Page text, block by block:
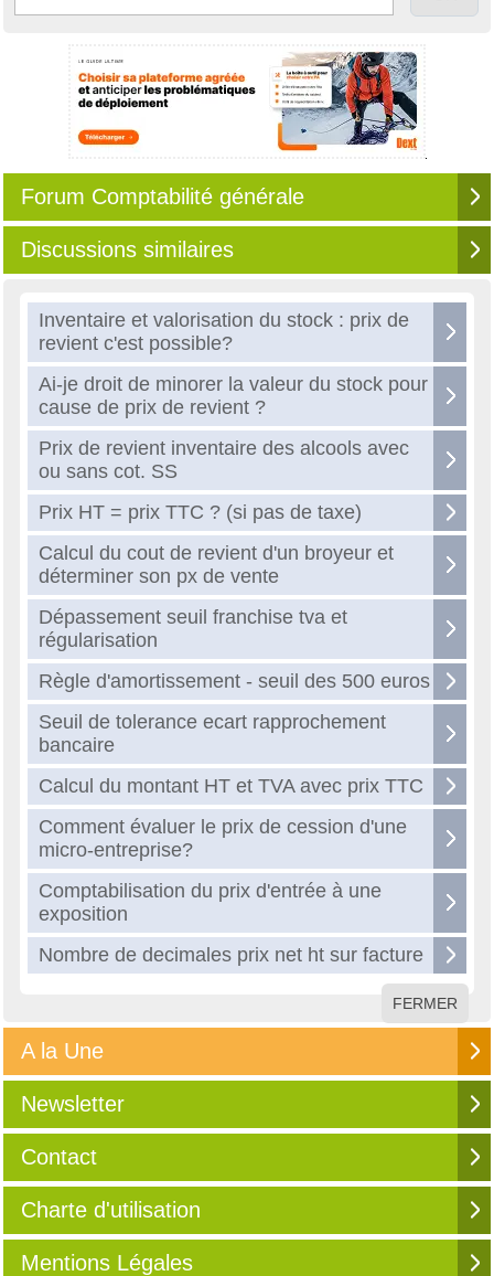
Forum Comptabilité générale
Discussions similaires
Inventaire et valorisation du stock : prix de
revient c'est possible?
Ai-je droit de minorer la valeur du stock pour
cause de prix de revient ?
Prix de revient inventaire des alcools avec
ou sans cot. SS
Prix HT = prix TTC ? (si pas de taxe)
Calcul du cout de revient d'un broyeur et
déterminer son px de vente
Dépassement seuil franchise tva et
régularisation
Règle d'amortissement - seuil des 500 euros
Seuil de tolerance ecart rapprochement
bancaire
Calcul du montant HT et TVA avec prix TTC
Comment évaluer le prix de cession d'une
micro-entreprise?
Comptabilisation du prix d'entrée à une
exposition
Nombre de decimales prix net ht sur facture
FERMER
A la Une
Newsletter
Contact
Charte d'utilisation
Mentions Légales